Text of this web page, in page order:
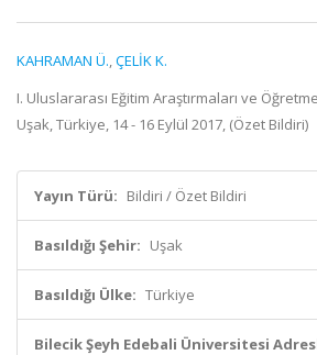
KAHRAMAN Ü.,ÇELİK K.
I. Uluslararası Eğitim Araştırmaları ve
Uşak, Türkiye, 14 - 16 Eylül 2017, (Özet Bildiri)
Yayın Türü: Bildiri / Özet Bildiri
Basıldığı Şehir: Uşak
Basıldığı Ülke: Türkiye
Bilecik Şeyh Edebali Üniversitesi